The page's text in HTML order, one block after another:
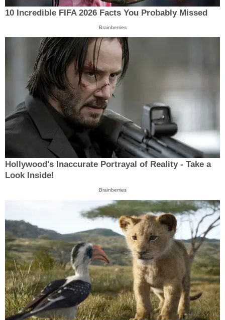
10 Incredible FIFA 2026 Facts You Probably Missed
Brainberries
Hollywood's Inaccurate Portrayal of Reality - Take a
Look Inside!
Brainberries